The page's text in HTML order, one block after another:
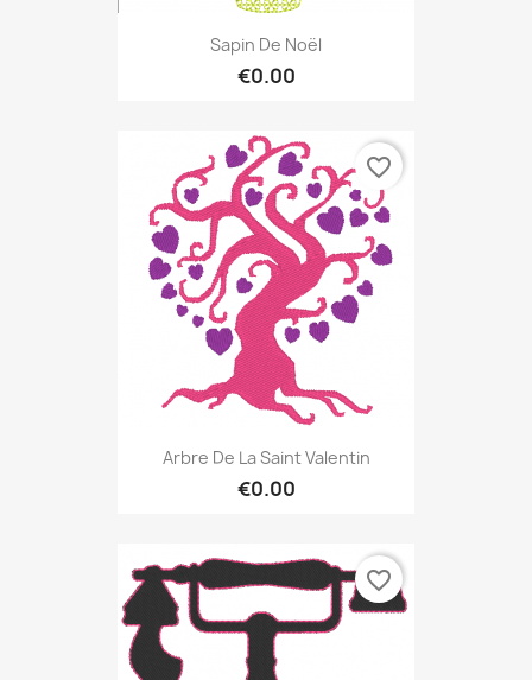
Sapin De Noël
€0.00
Arbre De La Saint Valentin
€0.00
favorite_border
favorite_border